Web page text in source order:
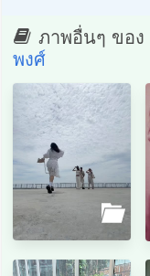
ภาพอื่นๆ ของ
พงศ์